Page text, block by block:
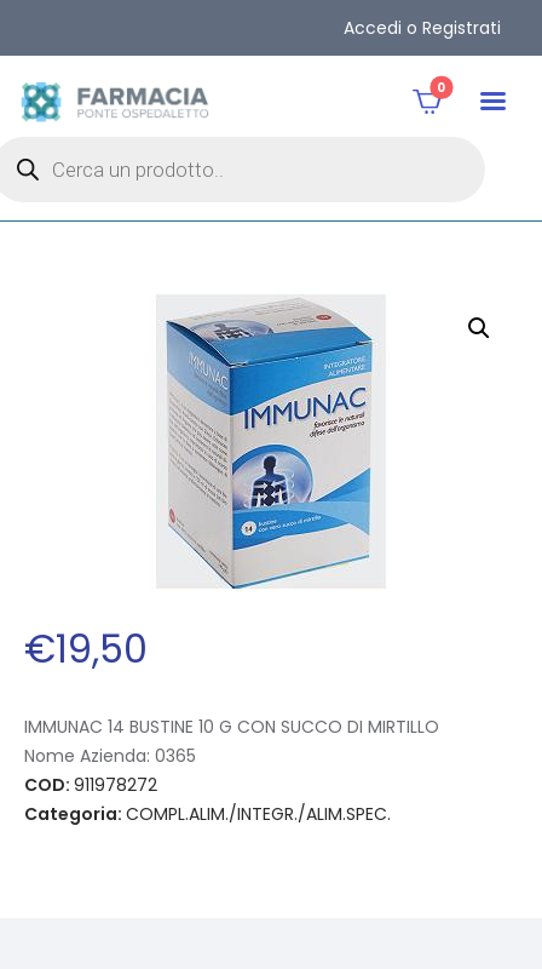
Accedi o Registrati
0
€19,50
IMMUNAC 14 BUSTINE 10 G CON SUCCO DI MIRTILLO
Nome Azienda: 0365
COD: 911978272
Categoria: COMPL.ALIM./INTEGR./ALIM.SPEC.